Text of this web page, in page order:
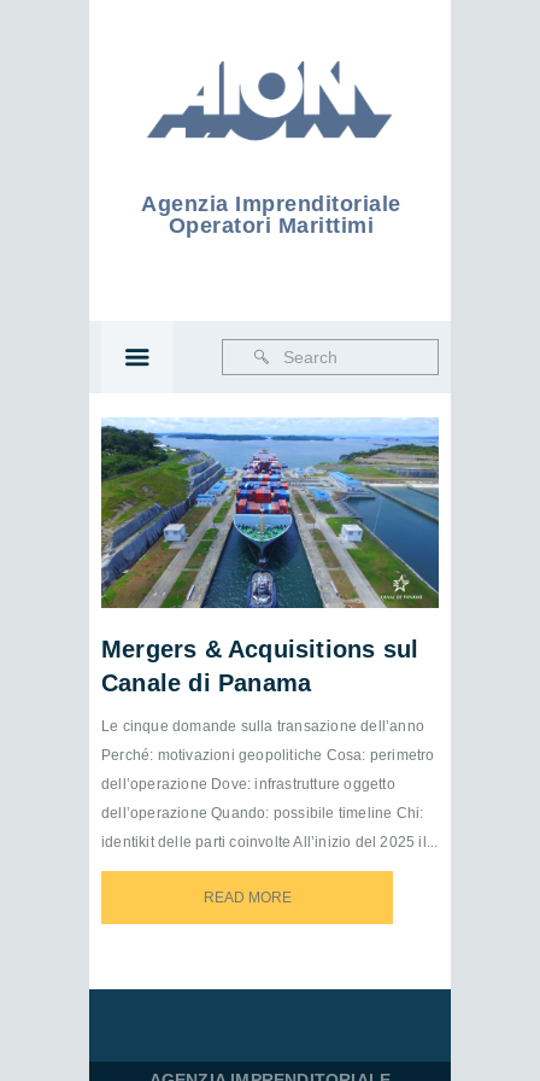
Agenzia Imprenditoriale
Operatori Marittimi
Mergers & Acquisitions sul
Canale di Panama
Le cinque domande sulla transazione dell’anno
Perché: motivazioni geopolitiche Cosa: perimetro
dell’operazione Dove: infrastrutture oggetto
dell’operazione Quando: possibile timeline Chi:
identikit delle parti coinvolte All’inizio del 2025 il...
READ MORE